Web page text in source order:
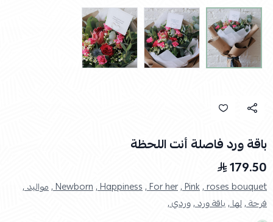
باقة ورد فاصلة أنت اللحظة
179.50
roses bouquet ,
Pink ,
For her ,
Happiness ,
Newborn , مواليد ,
فرحة ,لها ,باقة ورد ,وردي ,